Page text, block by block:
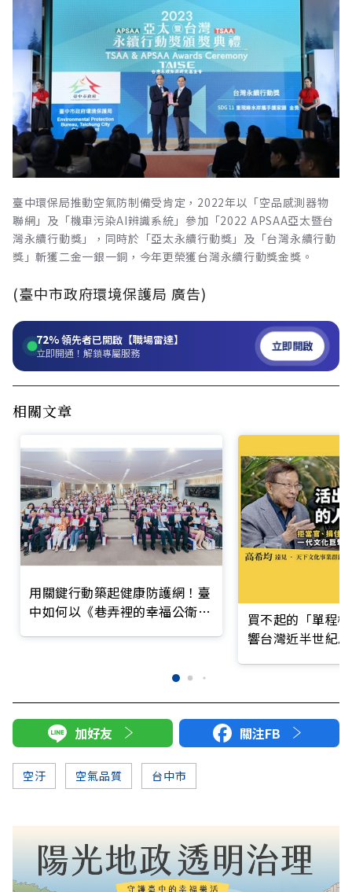
臺中環保局推動空氣防制備受肯定，2022年以「空品感測器物
聯網」及「機車污染AI辨識系統」參加「2022 APSAA亞太暨台
灣永續行動獎」，同時於「亞太永續行動獎」及「台灣永續行動
獎」斬獲二金一銀一銅，今年更榮獲台灣永續行動獎金獎。
(臺中市政府環境保護局 廣告)
72%領先者已開啟【職場雷達】
立即開通！解鎖專屬服務 立即開啟
相關文章
用關鍵行動築起健康防護網！臺
中如何以《巷弄裡的幸福公衛》
買不起的「單程
響台灣近半世紀
加好友 關注FB
空汙 空氣品質 台中市